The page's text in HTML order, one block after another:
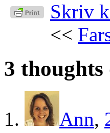
Skriv
<<
3 thoughts
Ann,